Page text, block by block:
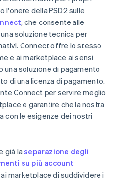
l'onere della PSD2 sulle
, che consente alle
soluzione tecnica per
Connect offre lo stesso
e ai marketplace ai sensi
una soluzione di pagamento
di una licenza di pagamento.
Connect per servire meglio
e garantire che la nostra
con le esigenze dei nostri
già laseparazione degli
su più account
marketplace di suddividere i